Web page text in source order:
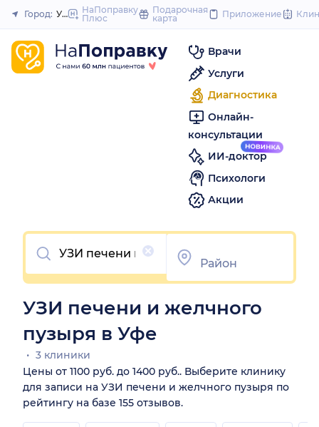
to
Закрыть
Город: Уфа
НаПоправку
Плюс
Подарочная
карта
Приложение
Врачи
Услуги
Диагностика
Онлайн-
консультации
ИИ-доктор
Психологи
Акции
Очистить
УЗИ печени и желчного
пузыря в Уфе
3 клиники
Цены от 1100 руб. до 1400 руб.. Выберите клинику
для записи на УЗИ печени и желчного пузыря по
рейтингу на базе 155 отзывов.